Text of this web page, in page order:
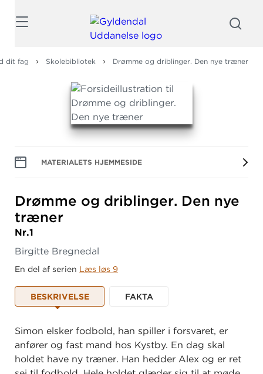
dit fag Skolebibliotek Drømme og driblinger. Den nye træner
MATERIALETS HJEMMESIDE
Drømme og driblinger. Den nye
træner
Nr.1
Birgitte Bregnedal
En del af serien Læs løs 9
BESKRIVELSE FAKTA
Simon elsker fodbold, han spiller i forsvaret, er
anfører og fast mand hos Kystby. En dag skal
holdet have ny træner. Han hedder Alex og er ret